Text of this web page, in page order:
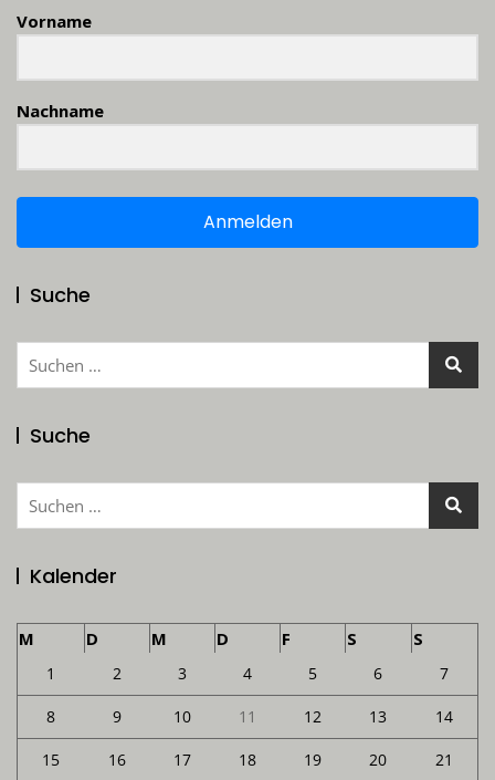
Vorname
Nachname
Anmelden
Suche
Suchen
Suche
Suchen
Kalender
M D M D F S S
1 2 3 4 5 6 7
8 9 10 11 12 13 14
15 16 17 18 19 20 21